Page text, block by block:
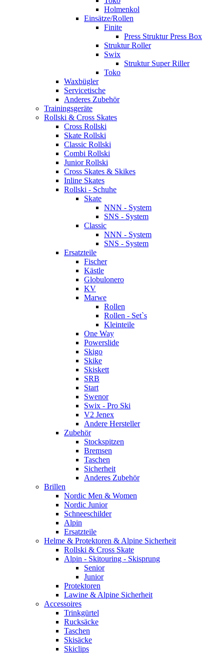
Holmenkol
Einsätze/Rollen
Finite
Press Struktur Press Box
Struktur Roller
Swix
Struktur Super Riller
Toko
Waxbügler
Servicetische
Anderes Zubehör
Trainingsgeräte
Rollski & Cross Skates
Cross Rollski
Skate Rollski
Classic Rollski
Combi Rollski
Junior Rollski
Cross Skates & Skikes
Inline Skates
Rollski - Schuhe
Skate
NNN - System
SNS - System
Classic
NNN - System
SNS - System
Ersatzteile
Fischer
Kästle
Globulonero
KV
Marwe
Rollen
Rollen - Set`s
Kleinteile
One Way
Powerslide
Skigo
Skike
Skiskett
SRB
Start
Swenor
Swix - Pro Ski
V2 Jenex
Andere Hersteller
Zubehör
Stockspitzen
Bremsen
Taschen
Sicherheit
Anderes Zubehör
Brillen
Nordic Men & Women
Nordic Junior
Schneeschilder
Alpin
Ersatzteile
Helme & Protektoren & Alpine Sicherheit
Rollski & Cross Skate
Alpin - Skitouring - Skisprung
Senior
Junior
Protektoren
Lawine & Alpine Sicherheit
Accessoires
Trinkgürtel
Rucksäcke
Taschen
Skisäcke
Skiclips